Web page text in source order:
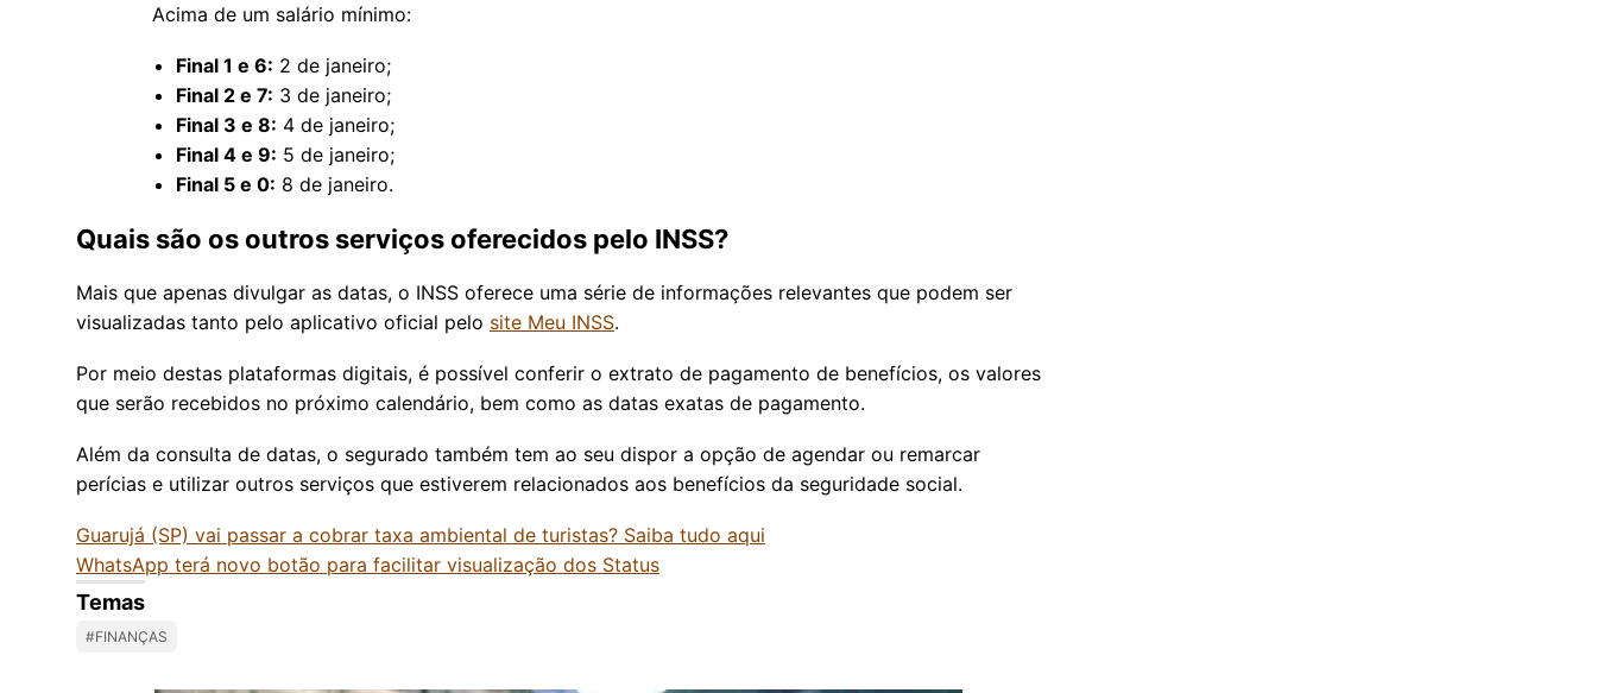
Acima de um salário mínimo:
Final 1 e 6: 2 de janeiro;
Final 2 e 7: 3 de janeiro;
Final 3 e 8: 4 de janeiro;
Final 4 e 9: 5 de janeiro;
Final 5 e 0: 8 de janeiro.
Quais são os outros serviços oferecidos pelo INSS?
Mais que apenas divulgar as datas, o INSS oferece uma série de informações relevantes que podem ser
visualizadas tanto pelo aplicativo oficial pelo site Meu INSS.
Por meio destas plataformas digitais, é possível conferir o extrato de pagamento de benefícios, os valores
que serão recebidos no próximo calendário, bem como as datas exatas de pagamento.
Além da consulta de datas, o segurado também tem ao seu dispor a opção de agendar ou remarcar
perícias e utilizar outros serviços que estiverem relacionados aos benefícios da seguridade social.
Guarujá (SP) vai passar a cobrar taxa ambiental de turistas? Saiba tudo aqui
WhatsApp terá novo botão para facilitar visualização dos Status
Temas
#FINANÇAS